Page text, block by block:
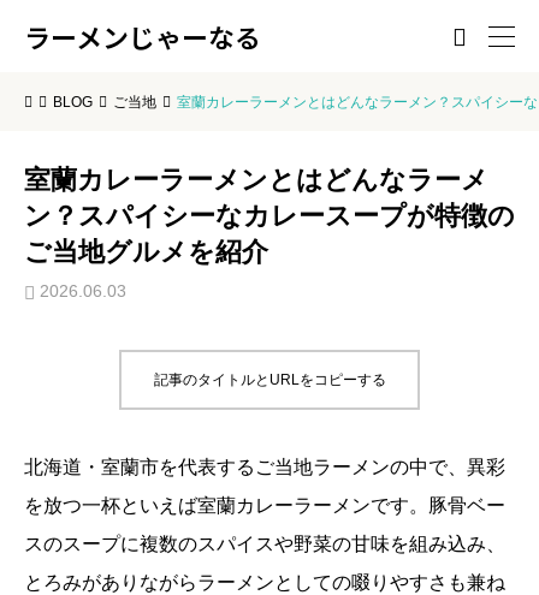
ラーメンじゃーなる 
BLOG ご当地 室蘭カレーラーメンとはどんなラーメン？スパイシー
室蘭カレーラーメンとはどんなラーメ
ン？スパイシーなカレースープが特徴の
ご当地グルメを紹介
2026.06.03
記事のタイトルとURLをコピーする
北海道・室蘭市を代表するご当地ラーメンの中で、異彩
を放つ一杯といえば室蘭カレーラーメンです。豚骨ベー
スのスープに複数のスパイスや野菜の甘味を組み込み、
とろみがありながらラーメンとしての啜りやすさも兼ね